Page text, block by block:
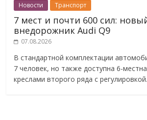
Новости Транспорт
7 мест и почти 600 сил:
внедорожник Audi Q9
07.08.2026
В стандартной комплектации
7 человек, но также доступна 6-
креслами второго ряда с регулировкой.